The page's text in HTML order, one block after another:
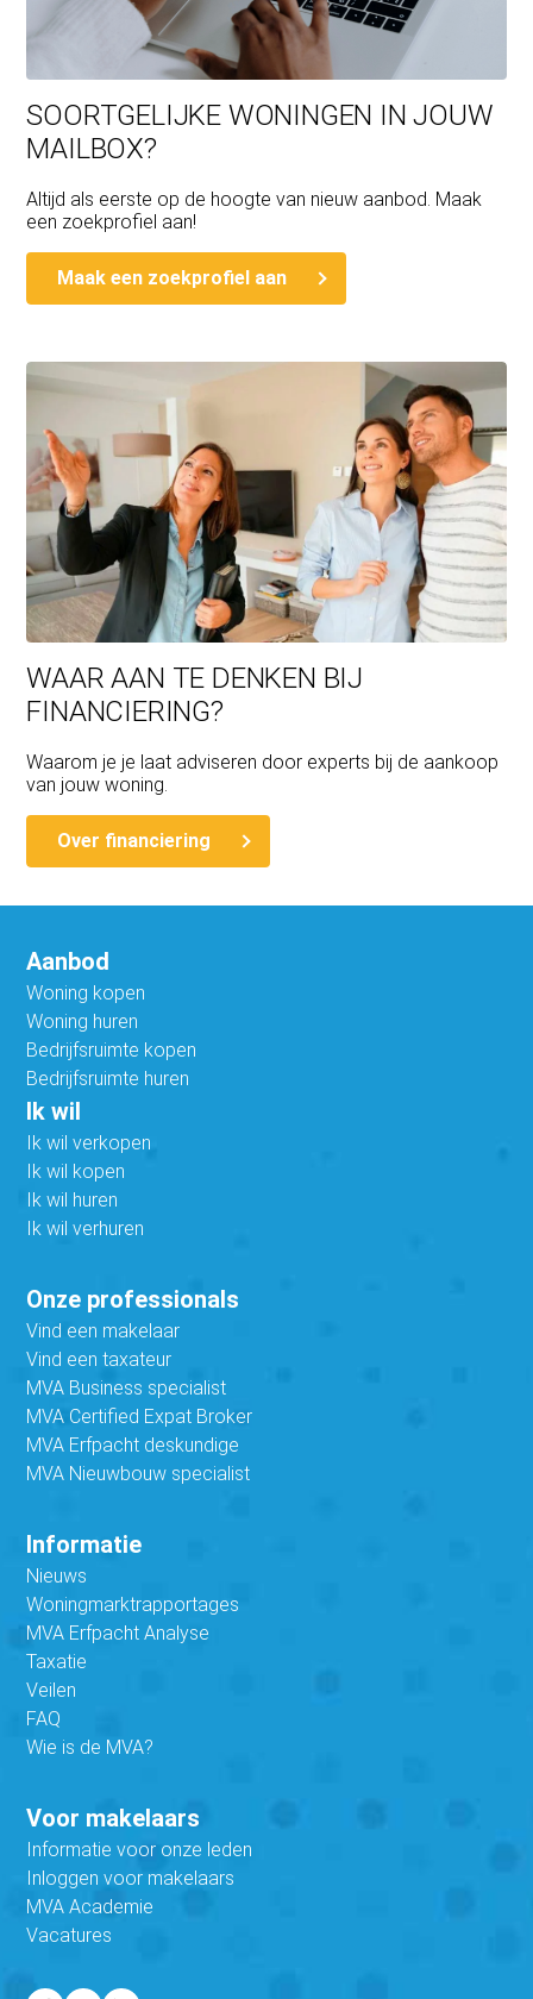
SOORTGELIJKE WONINGEN IN JOUW
MAILBOX?
Altijd als eerste op de hoogte van nieuw aanbod. Maak
een zoekprofiel aan!
Maak een zoekprofiel aan
WAAR AAN TE DENKEN BIJ
FINANCIERING?
Waarom je je laat adviseren door experts bij de aankoop
van jouw woning.
Over financiering
Aanbod
Woning kopen
Woning huren
Bedrijfsruimte kopen
Bedrijfsruimte huren
Ik wil
Ik wil verkopen
Ik wil kopen
Ik wil huren
Ik wil verhuren
Onze professionals
Vind een makelaar
Vind een taxateur
MVA Business specialist
MVA Certified Expat Broker
MVA Erfpacht deskundige
MVA Nieuwbouw specialist
Informatie
Nieuws
Woningmarktrapportages
MVA Erfpacht Analyse
Taxatie
Veilen
FAQ
Wie is de MVA?
Voor makelaars
Informatie voor onze leden
Inloggen voor makelaars
MVA Academie
Vacatures